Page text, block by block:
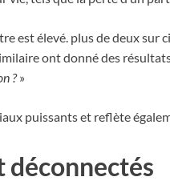
est élevé. plus de deux sur
ont donné des
?»
puissants et reflète
déconnectés